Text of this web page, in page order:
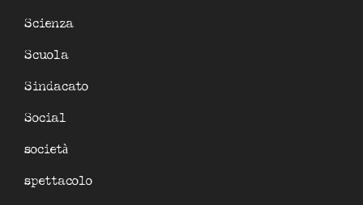
Scienza
Scuola
Sindacato
Social
società
spettacolo